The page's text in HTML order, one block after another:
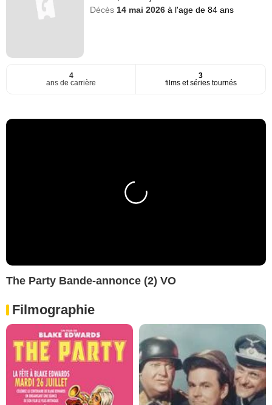
Décès 14 mai 2026à l'age de 84 ans
4
ans de carrière
3
films et séries tournés
The Party Bande-annonce (2) VO
Filmographie